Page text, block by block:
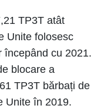
TP3T atât
Unite folosesc
începând cu 2021.
blocare a
TP3T bărbați de
Unite în 2019.